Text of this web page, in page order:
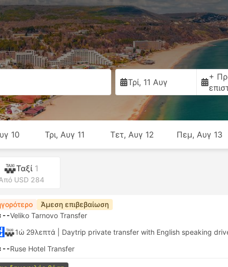
Τρί, 11 Αυγ
+
10 Τρι, Αυγ 11 Τετ, Αυγ 12 Πεμ, Αυγ 13
Ταξί 1
USD 284
Άμεση επιβεβαίωση
Veliko Tarnovo Transfer
1ώ 29λεπτά | Daytrip private transfer with English speaking
Ruse Hotel Transfer